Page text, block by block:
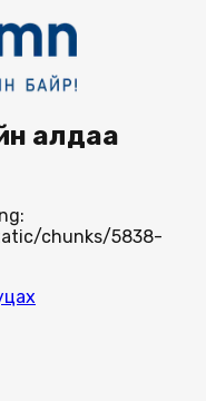
алдаа
chunks/5838-